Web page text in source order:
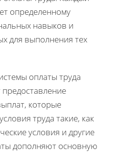
определенному
навыков и
для выполнения тех
оплаты труда
предоставление
которые
труда такие, как
условия и другие
дополняют основную